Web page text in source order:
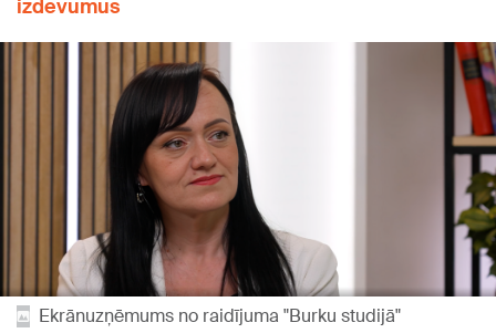
izdevumus
Ekrānuzņēmums no raidījuma "Burku studijā"